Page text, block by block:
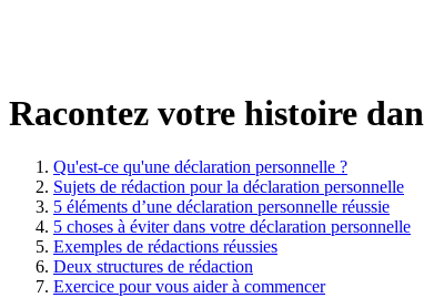
Racontez votre histoire
Qu'est-ce qu'une déclaration personnelle ?
Sujets de rédaction pour la déclaration personnelle
5 éléments d’une déclaration personnelle réussie
5 choses à éviter dans votre déclaration personnelle
Exemples de rédactions réussies
Deux structures de rédaction
Exercice pour vous aider à commencer